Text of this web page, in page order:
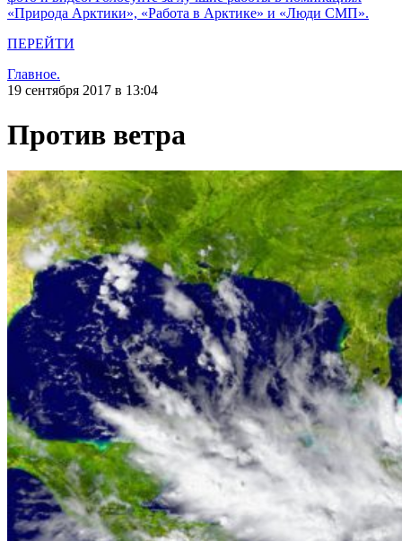
«Природа Арктики», «Работа в Арктике» и «Люди СМП».
ПЕРЕЙТИ
Главное.
19 сентября 2017 в 13:04
Против ветра